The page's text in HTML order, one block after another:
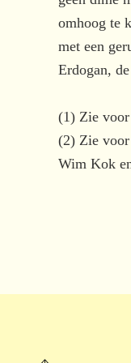
omhoog te
met een
Erdogan,
(1) Zie voor
(2) Zie
Wim Kok